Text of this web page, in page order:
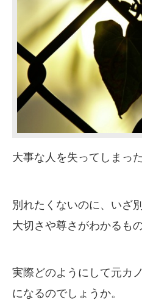
大事な人を失ってしまった
別れたくないのに、いざ
大切さや尊さがわかるも
実際どのようにして元カ
になるのでしょうか。